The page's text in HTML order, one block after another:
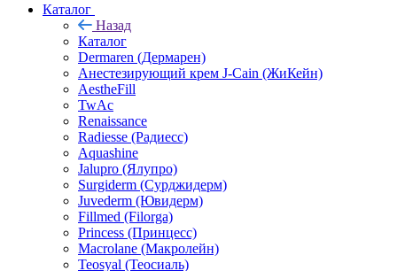
Каталог
Назад
Каталог
Dermaren (Дермарен)
Анестезирующий крем J-Cain (ЖиКейн)
AestheFill
TwAc
Renaissance
Radiesse (Радиесс)
Aquashine
Jalupro (Ялупро)
Surgiderm (Сурджидерм)
Juvederm (Ювидерм)
Fillmed (Filorga)
Princess (Принцесс)
Macrolane (Макролейн)
Teosyal (Теосиаль)